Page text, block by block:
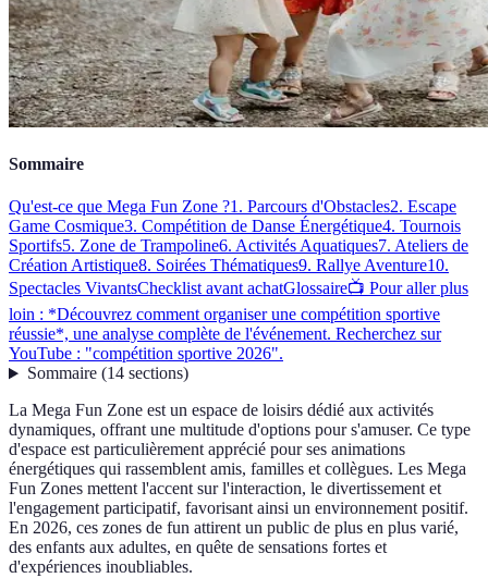
Sommaire
Qu'est-ce que Mega Fun Zone ?1. Parcours d'Obstacles2. Escape
Game Cosmique3. Compétition de Danse Énergétique4. Tournois
Sportifs5. Zone de Trampoline6. Activités Aquatiques7. Ateliers de
Création Artistique8. Soirées Thématiques9. Rallye Aventure10.
Spectacles VivantsChecklist avant achatGlossaire📺 Pour aller plus
loin : *Découvrez comment organiser une compétition sportive
réussie*, une analyse complète de l'événement. Recherchez sur
YouTube : "compétition sportive 2026".
Sommaire(14 sections)
La Mega Fun Zone est un espace de loisirs dédié aux activités
dynamiques, offrant une multitude d'options pour s'amuser. Ce type
d'espace est particulièrement apprécié pour ses animations
énergétiques qui rassemblent amis, familles et collègues. Les Mega
Fun Zones mettent l'accent sur l'interaction, le divertissement et
l'engagement participatif, favorisant ainsi un environnement positif.
En 2026, ces zones de fun attirent un public de plus en plus varié,
des enfants aux adultes, en quête de sensations fortes et
d'expériences inoubliables.